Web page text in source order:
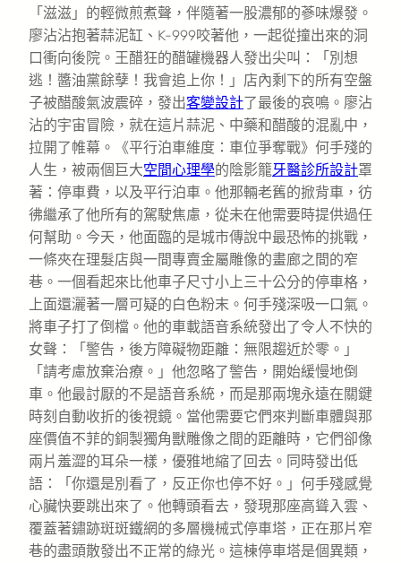
「滋滋」的輕微煎煮聲，伴隨著一股濃郁的蔘味爆發。
廖沾沾抱著蒜泥缸、K-999咬著他，一起從撞出來的洞
口衝向後院。王醋狂的醋罐機器人發出尖叫：「別想
逃！醬油黨餘孽！我會追上你！」店內剩下的所有空盤
子被醋酸氣波震碎，發出客變設計了最後的哀鳴。廖沾
沾的宇宙冒險，就在這片蒜泥、中藥和醋酸的混亂中，
拉開了帷幕。《平行泊車維度：車位爭奪戰》何手殘的
人生，被兩個巨大空間心理學的陰影籠牙醫診所設計罩
著：停車費，以及平行泊車。他那輛老舊的掀背車，彷
彿繼承了他所有的駕駛焦慮，從未在他需要時提供過任
何幫助。今天，他面臨的是城市傳說中最恐怖的挑戰，
一條夾在理髮店與一間專賣金屬雕像的畫廊之間的窄
巷。一個看起來比他車子尺寸小上三十公分的停車格，
上面還灑著一層可疑的白色粉末。何手殘深吸一口氣。
將車子打了倒檔。他的車載語音系統發出了令人不快的
女聲：「警告，後方障礙物距離：無限趨近於零。」
「請考慮放棄治療。」他忽略了警告，開始緩慢地倒
車。他最討厭的不是語音系統，而是那兩塊永遠在關鍵
時刻自動收折的後視鏡。當他需要它們來判斷車體與那
座價值不菲的銅製獨角獸雕像之間的距離時，它們卻像
兩片羞澀的耳朵一樣，優雅地縮了回去。同時發出低
語：「你還是別看了，反正你也停不好。」何手殘感覺
心臟快要跳出來了。他轉頭看去，發現那座高聳入雲、
覆蓋著鏽跡斑斑鐵網的多層機械式停車塔，正在那片窄
巷的盡頭散發出不正常的綠光。這棟停車塔是個異類，